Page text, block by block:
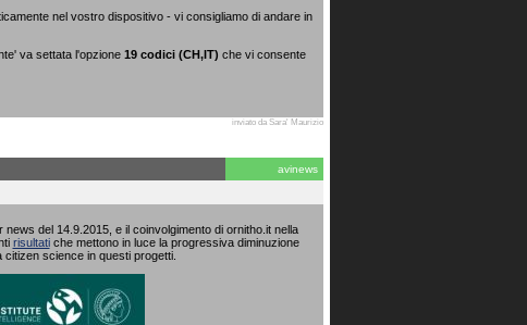
nel vostro dispositivo - vi consigliamo di andare in
va settata l'opzione 19 codici (CH,IT) che vi consente
inviato da Sara' Maurizio
avinews
del 14.9.2015, e il coinvolgimento di ornitho.it nella
risultatiche mettono in luce la progressiva diminuzione
science in questi progetti.